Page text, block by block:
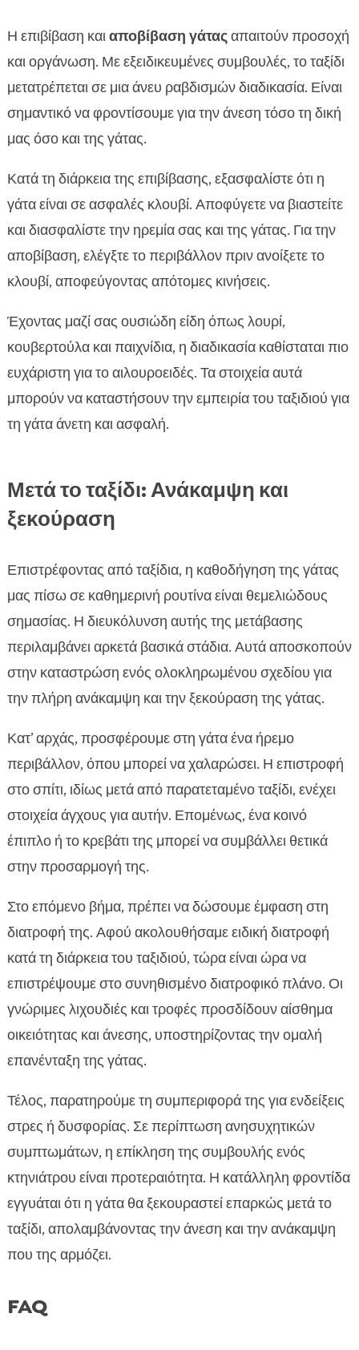
Η επιβίβαση καιαποβίβαση γάταςαπαιτούν προσοχή
και οργάνωση. Με εξειδικευμένες συμβουλές, το ταξίδι
μετατρέπεται σε μια άνευ ραβδισμών διαδικασία. Είναι
σημαντικό να φροντίσουμε για την άνεση τόσο τη δική
μας όσο και της γάτας.
Κατά τη διάρκεια της επιβίβασης, εξασφαλίστε ότι η
γάτα είναι σε ασφαλές κλουβί. Αποφύγετε να βιαστείτε
και διασφαλίστε την ηρεμία σας και της γάτας. Για την
αποβίβαση, ελέγξτε το περιβάλλον πριν ανοίξετε το
κλουβί, αποφεύγοντας απότομες κινήσεις.
Έχοντας μαζί σας ουσιώδη είδη όπως λουρί,
κουβερτούλα και παιχνίδια, η διαδικασία καθίσταται πιο
ευχάριστη για το αιλουροειδές. Τα στοιχεία αυτά
μπορούν να καταστήσουν την εμπειρία του ταξιδιού για
τη γάτα άνετη και ασφαλή.
Μετά το ταξίδι: Ανάκαμψη και
ξεκούραση
Επιστρέφοντας από ταξίδια, η καθοδήγηση της γάτας
μας πίσω σε καθημερινή ρουτίνα είναι θεμελιώδους
σημασίας. Η διευκόλυνση αυτής της μετάβασης
περιλαμβάνει αρκετά βασικά στάδια. Αυτά αποσκοπούν
στην καταστρώση ενός ολοκληρωμένου σχεδίου για
την πλήρη ανάκαμψη και την ξεκούραση της γάτας.
Κατ’ αρχάς, προσφέρουμε στη γάτα ένα ήρεμο
περιβάλλον, όπου μπορεί να χαλαρώσει. Η επιστροφή
στο σπίτι, ιδίως μετά από παρατεταμένο ταξίδι, ενέχει
στοιχεία άγχους για αυτήν. Επομένως, ένα κοινό
έπιπλο ή το κρεβάτι της μπορεί να συμβάλλει θετικά
στην προσαρμογή της.
Στο επόμενο βήμα, πρέπει να δώσουμε έμφαση στη
διατροφή της. Αφού ακολουθήσαμε ειδική διατροφή
κατά τη διάρκεια του ταξιδιού, τώρα είναι ώρα να
επιστρέψουμε στο συνηθισμένο διατροφικό πλάνο. Οι
γνώριμες λιχουδιές και τροφές προσδίδουν αίσθημα
οικειότητας και άνεσης, υποστηρίζοντας την ομαλή
επανένταξη της γάτας.
Τέλος, παρατηρούμε τη συμπεριφορά της για ενδείξεις
στρες ή δυσφορίας. Σε περίπτωση ανησυχητικών
συμπτωμάτων, η επίκληση της συμβουλής ενός
κτηνιάτρου είναι προτεραιότητα. Η κατάλληλη φροντίδα
εγγυάται ότι η γάτα θα ξεκουραστεί επαρκώς μετά το
ταξίδι, απολαμβάνοντας την άνεση και την ανάκαμψη
που της αρμόζει.
FAQ